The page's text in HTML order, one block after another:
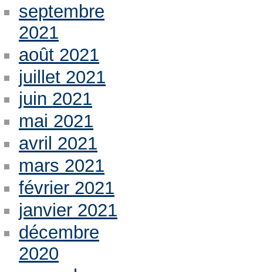
septembre
2021
août 2021
juillet 2021
juin 2021
mai 2021
avril 2021
mars 2021
février 2021
janvier 2021
décembre
2020